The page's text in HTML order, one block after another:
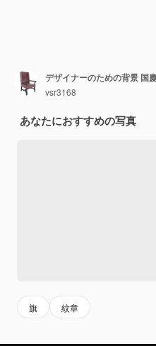
vsr3168
あなたにおすすめの写真
旗 紋章